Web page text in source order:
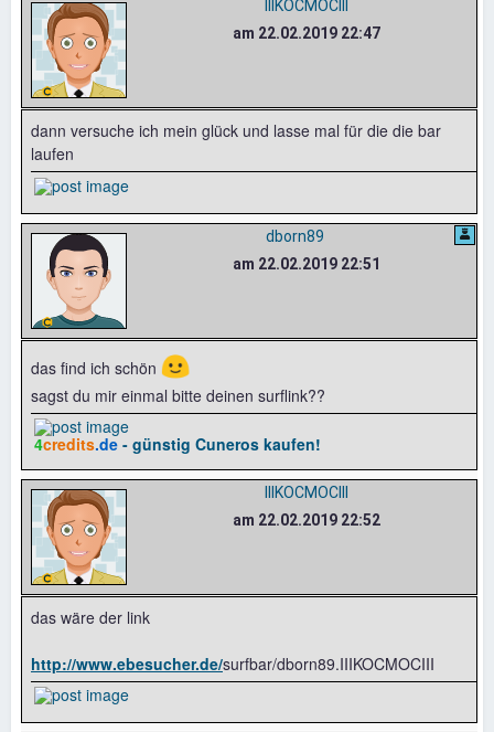
IIIKOCMOCIII
am 22.02.2019 22:47
dann versuche ich mein glück und lasse mal für die die bar
laufen
dborn89
am 22.02.2019 22:51
das find ich schön 🙂
sagst du mir einmal bitte deinen surflink??
4credits.de - günstig Cuneros kaufen!
IIIKOCMOCIII
am 22.02.2019 22:52
das wäre der link
http://www.ebesucher.de/surfbar/dborn89.IIIKOCMOCIII